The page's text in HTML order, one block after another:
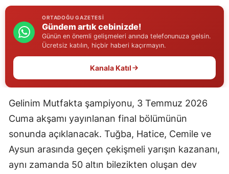
Gaziantep
Giresun
Hatay
Isparta
Mersin
ORTADOĞU GAZETESI
Gündem artık cebinizde!
Günün en önemli gelişmeleri anında telefonunuza gelsin.
Ücretsiz katılın, hiçbir haberi kaçırmayın.
Kanala Katıl
Gelinim Mutfakta şampiyonu, 3 Temmuz 2026
Cuma akşamı yayınlanan final bölümünün
sonunda açıklanacak. Tuğba, Hatice, Cemile ve
Aysun arasında geçen çekişmeli yarışın kazananı,
aynı zamanda 50 altın bilezikten oluşan dev